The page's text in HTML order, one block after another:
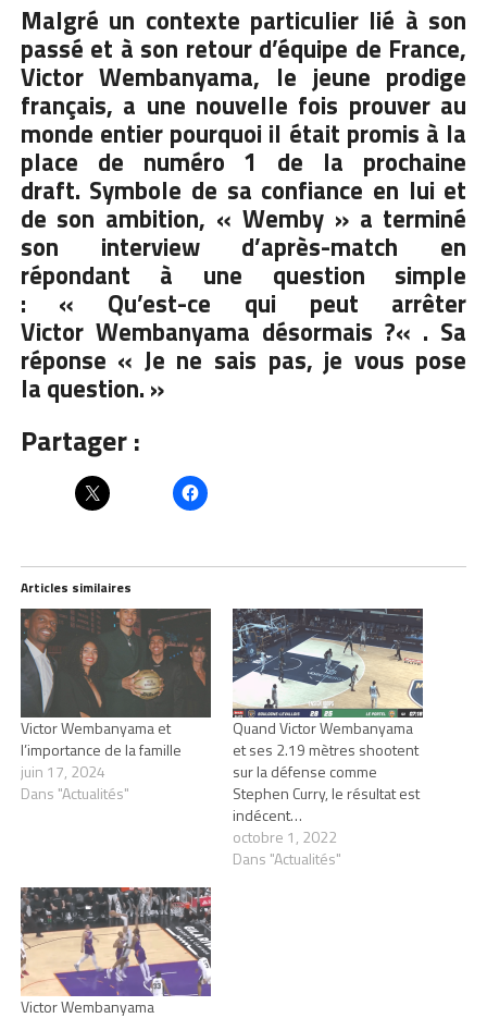
Malgré un contexte particulier lié à son
passé et à son retour d’équipe de France,
VictorWembanyama, le jeune prodige
français, a une nouvelle fois prouver au
monde entier pourquoi il était promis à la
place de numéro 1 de la prochaine
draft. Symbole de sa confiance en lui et
de son ambition, « Wemby» a terminé
son interview d’après-match en
répondant à une question simple
: « Qu’est-ce qui peut arrêter
Victor Wembanyama désormais ?« . Sa
réponse « Je ne sais pas, je vous pose
la question. »
Partager :
Articles similaires
Victor Wembanyama et
l’importance de la famille
juin 17, 2024
Dans "Actualités"
Quand Victor Wembanyama
et ses 2.19 mètres shootent
sur la défense comme
Stephen Curry, le résultat est
indécent…
octobre 1, 2022
Dans "Actualités"
Victor Wembanyama